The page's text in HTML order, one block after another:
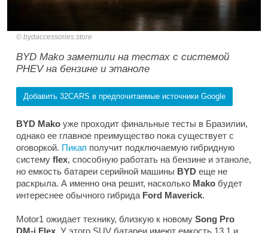
bydaccessories.store
BYD Mako заметили на тестах с системой
PHEV на бензине и этаноле
Добавить 32CARS в предпочитаемые источники Google
BYD Mako уже проходит финальные тесты в Бразилии,
однако ее главное преимущество пока существует с
оговоркой. Пикап получит подключаемую гибридную
систему flex, способную работать на бензине и этаноле,
но емкость батареи серийной машины BYD еще не
раскрыла. А именно она решит, насколько Mako будет
интереснее обычного гибрида Ford Maverick.
Motor1 ожидает технику, близкую к новому Song Pro